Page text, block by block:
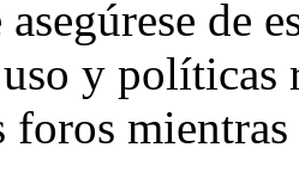
de
y políticas
foros